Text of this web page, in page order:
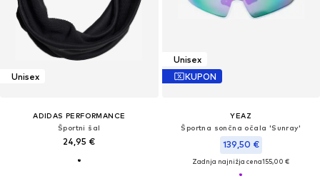
Unisex
ADIDAS PERFORMANCE
Športni šal
24,95 €
Unisex
KUPON
YEAZ
Športna sončna očala 'Sunray'
139,50 €
Zadnja najnižja cena155,00 €